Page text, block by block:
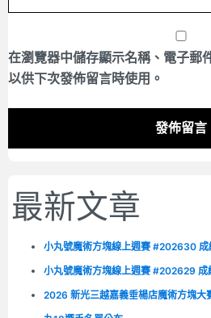
在瀏覽器中儲存顯示名稱、電子郵
以供下次發佈留言時使用。
最新文章
小丸號魔術方塊線上週賽 #202630 成
小丸號魔術方塊線上週賽 #202629 成
2026 新光三越嘉義垂楊店魔術方塊大